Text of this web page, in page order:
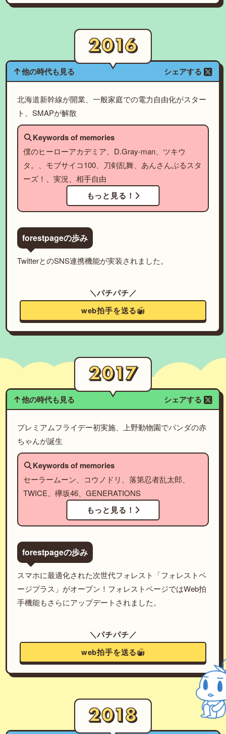
他の時代も見る シェアする
北海道新幹線が開業、一般家庭での電力自由化がスター
ト、SMAPが解散
Keywords of memories
僕のヒーローアカデミア、D.Gray-man、ツキウ
タ。、モブサイコ100、刀剣乱舞、あんさんぶるスタ
ーズ！、実況、相手自由
もっと見る！
forestpageの歩み
TwitterとのSNS連携機能が実装されました。
＼パチパチ／
web拍手を送る
他の時代も見る シェアする
プレミアムフライデー初実施、上野動物園でパンダの赤
ちゃんが誕生
Keywords of memories
セーラームーン、コウノドリ、落第忍者乱太郎、
TWICE、欅坂46、GENERATIONS
もっと見る！
forestpageの歩み
スマホに最適化された次世代フォレスト「フォレストペ
ージプラス」がオープン！フォレストページではWeb拍
手機能もさらにアップデートされました。
＼パチパチ／
web拍手を送る